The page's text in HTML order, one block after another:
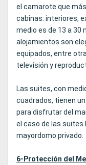
el camarote que
cabinas: interiores,
medio es de 13 a 30
alojamientos son
equipados, entre
televisión y
Las suites, con
cuadrados, tienen
para disfrutar del
el caso de las suites
mayordomo privado.
6-Protección del